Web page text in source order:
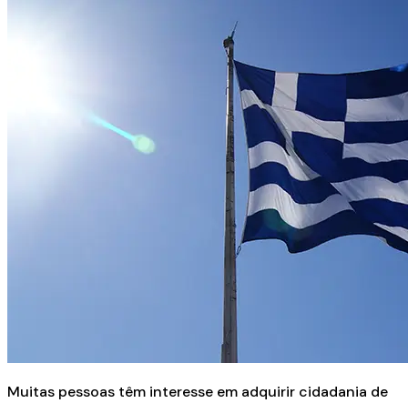
Muitas pessoas têm interesse em adquirir cidadania de